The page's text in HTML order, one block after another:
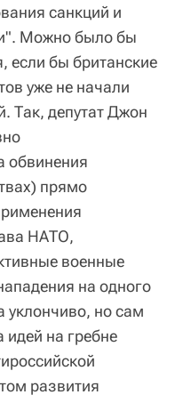
санкций и
Можно было бы
если бы британские
уже не начали
Так, депутат Джон
обвинения
прямо
НАТО,
военные
на одного
уклончиво, но сам
идей на гребне
развития